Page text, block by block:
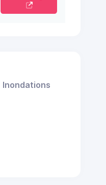
Inondations